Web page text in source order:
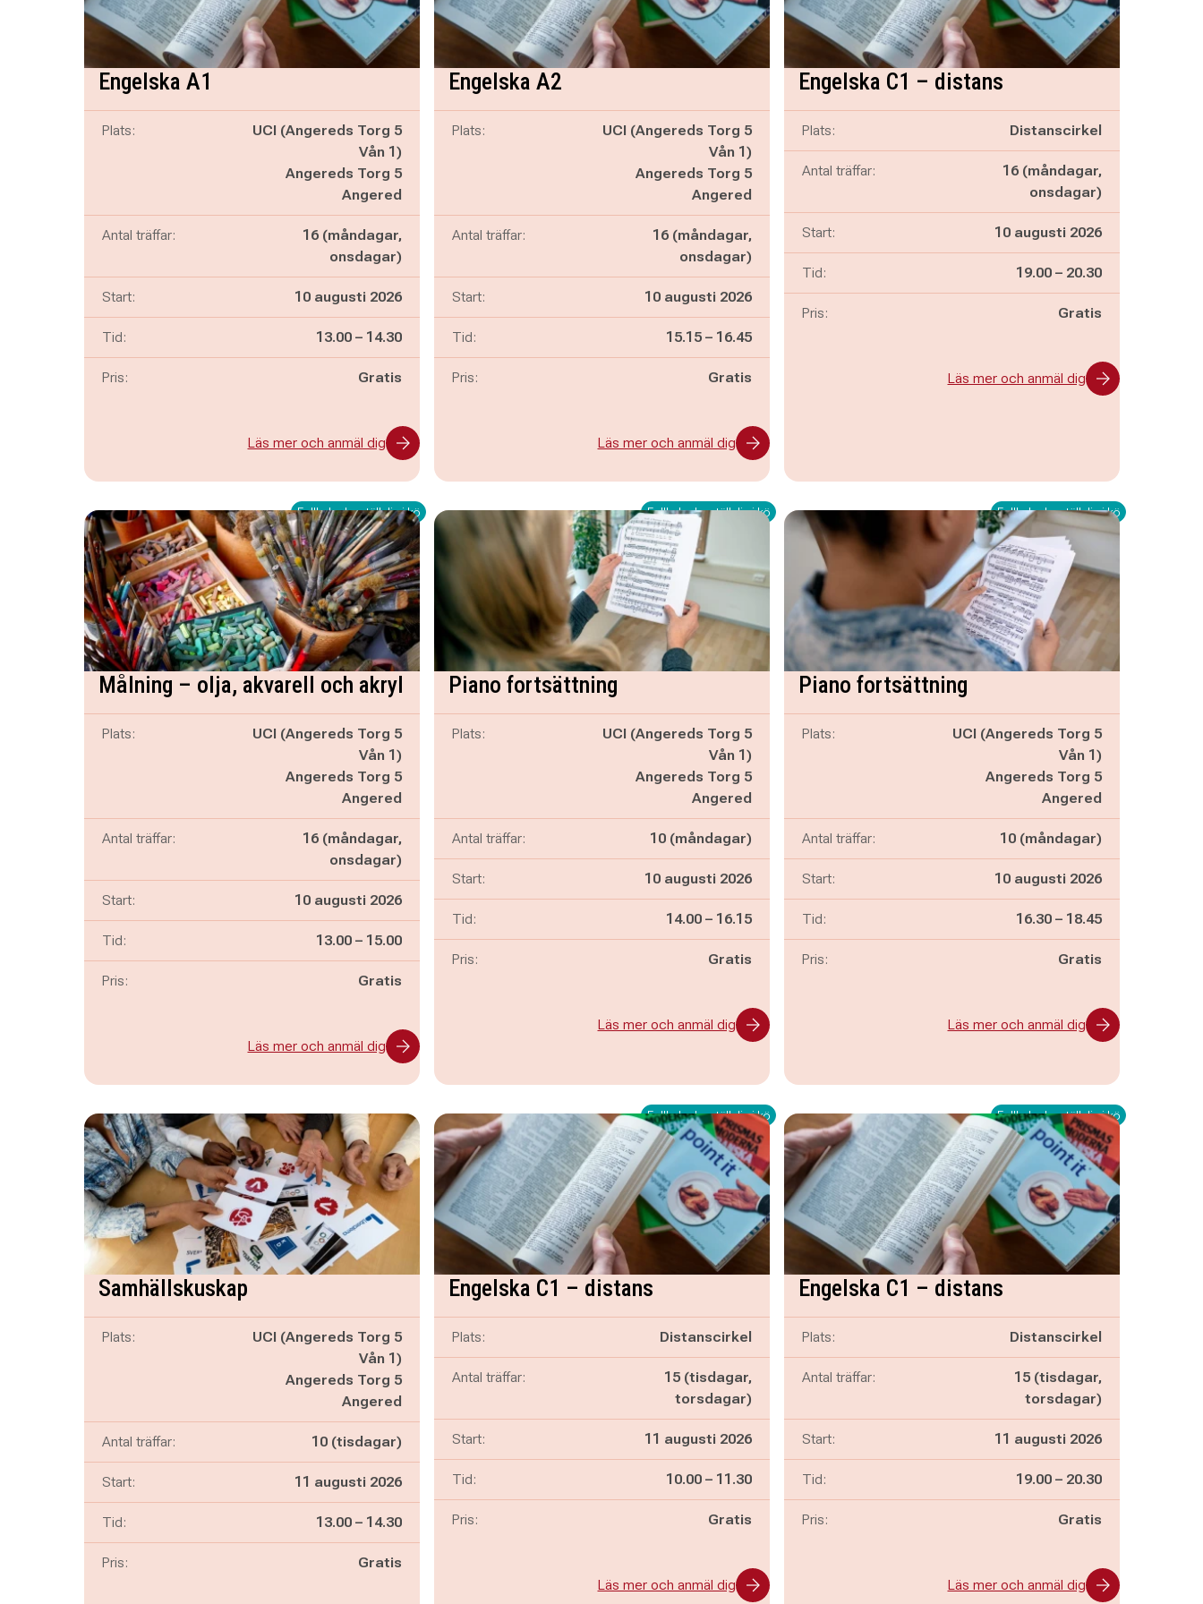
Engelska A1
Plats:
UCI (Angereds Torg 5
Vån 1)
Angereds Torg 5
Angered
Antal träffar:
16 (måndagar,
onsdagar)
Start: 10 augusti 2026
Tid: Pågår mellan
13.00 – och
14.30
Pris: Gratis
Läs mer och anmäl dig
Engelska A2
Plats:
UCI (Angereds Torg 5
Vån 1)
Angereds Torg 5
Angered
Antal träffar:
16 (måndagar,
onsdagar)
Start: 10 augusti 2026
Tid: Pågår mellan
15.15 – och
16.45
Pris: Gratis
Läs mer och anmäl dig
Engelska C1 – distans
Plats: Distanscirkel
Antal träffar:
16 (måndagar,
onsdagar)
Start: 10 augusti 2026
Tid: Pågår mellan
19.00 – och
20.30
Pris: Gratis
Läs mer och anmäl dig
Fullbokad – ställ dig i kö
Målning – olja, akvarell och akryl
Plats:
UCI (Angereds Torg 5
Vån 1)
Angereds Torg 5
Angered
Antal träffar:
16 (måndagar,
onsdagar)
Start: 10 augusti 2026
Tid: Pågår mellan
13.00 – och
15.00
Pris: Gratis
Läs mer och anmäl dig
Fullbokad – ställ dig i kö
Piano fortsättning
Plats:
UCI (Angereds Torg 5
Vån 1)
Angereds Torg 5
Angered
Antal träffar: 10 (måndagar)
Start: 10 augusti 2026
Tid: Pågår mellan
14.00 – och
16.15
Pris: Gratis
Läs mer och anmäl dig
Fullbokad – ställ dig i kö
Piano fortsättning
Plats:
UCI (Angereds Torg 5
Vån 1)
Angereds Torg 5
Angered
Antal träffar: 10 (måndagar)
Start: 10 augusti 2026
Tid: Pågår mellan
16.30 – och
18.45
Pris: Gratis
Läs mer och anmäl dig
Samhällskuskap
Plats:
UCI (Angereds Torg 5
Vån 1)
Angereds Torg 5
Angered
Antal träffar: 10 (tisdagar)
Start: 11 augusti 2026
Tid: Pågår mellan
13.00 – och
14.30
Pris: Gratis
Fullbokad – ställ dig i kö
Engelska C1 – distans
Plats: Distanscirkel
Antal träffar:
15 (tisdagar,
torsdagar)
Start: 11 augusti 2026
Tid: Pågår mellan
10.00 – och
11.30
Pris: Gratis
Läs mer och anmäl dig
Fullbokad – ställ dig i kö
Engelska C1 – distans
Plats: Distanscirkel
Antal träffar:
15 (tisdagar,
torsdagar)
Start: 11 augusti 2026
Tid: Pågår mellan
19.00 – och
20.30
Pris: Gratis
Läs mer och anmäl dig